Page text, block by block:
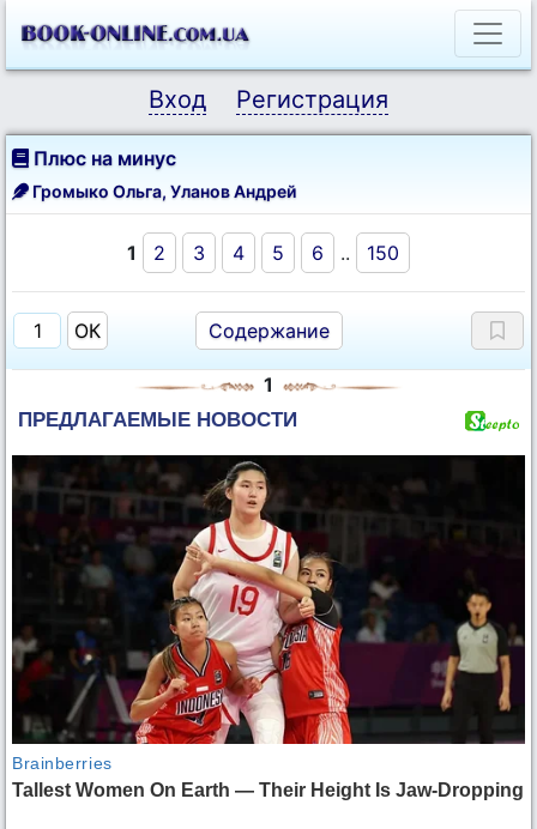
Вход Регистрация
Плюс на минус
Громыко Ольга, Уланов Андрей
1 2 3 4 5 6 .. 150
Содержание
1